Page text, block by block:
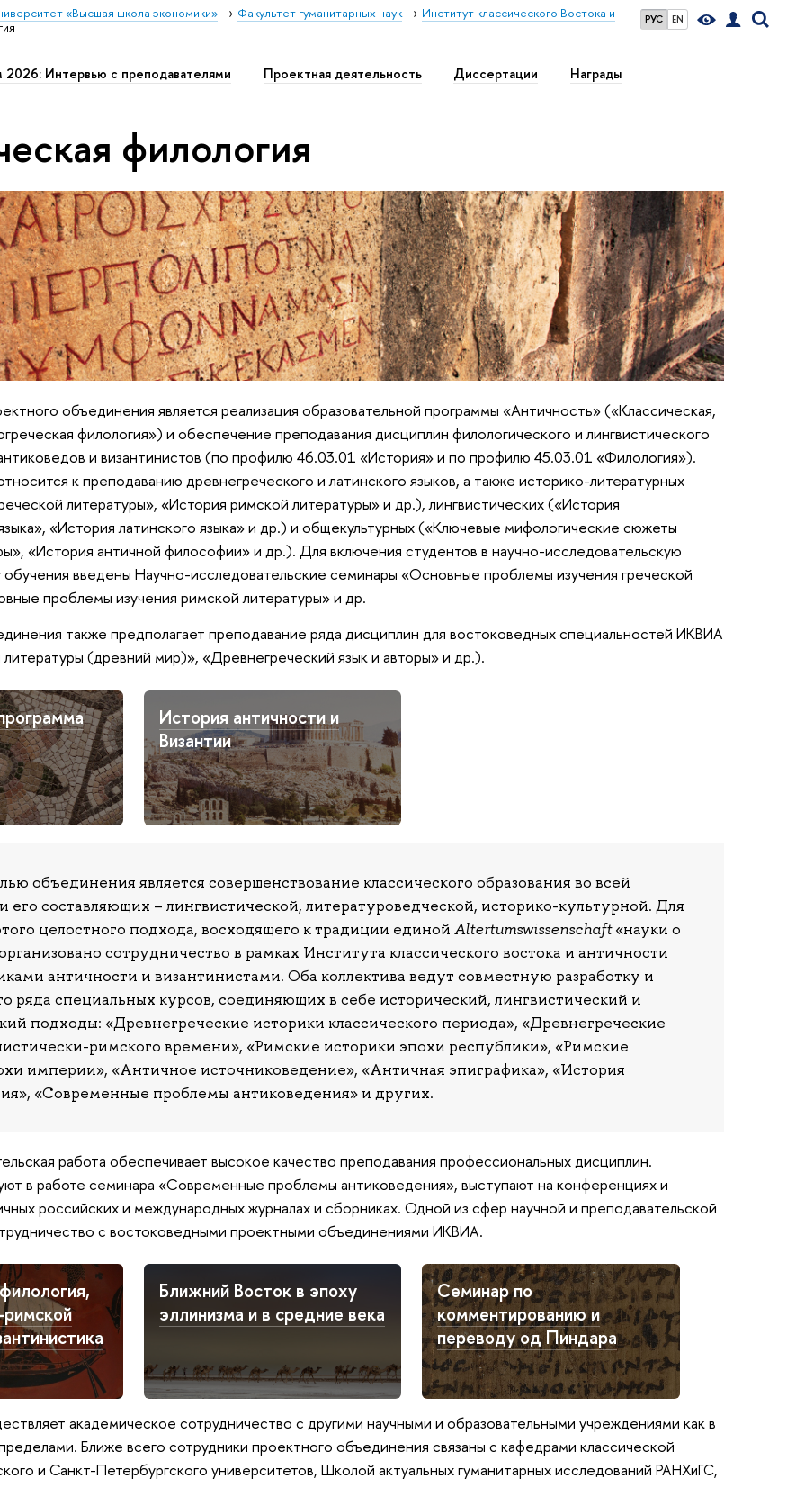
РУС EN
«Высшая школа экономики» Факультет гуманитарных наук
Институт классического Востока и
2026: Интервью с преподавателями Проектная деятельность Диссертации Награды
филология
объединения является реализация образовательной программы «Античность» («Классическая,
филология») и обеспечение преподавания дисциплин филологического и лингвистического
и византинистов (по профилю 46.03.01 «История» и по профилю 45.03.01 «Филология»).
к преподаванию древнегреческого и латинского языков, а также историко-литературных
литературы», «История римской литературы» и др.), лингвистических («История
«История латинского языка» и др.) и общекультурных («Ключевые мифологические сюжеты
«История античной философии» и др.). Для включения студентов в научно-исследовательскую
обучения введены Научно-исследовательские семинары «Основные проблемы изучения греческой
проблемы изучения римской литературы» и др.
также предполагает преподавание ряда дисциплин для востоковедных специальностей ИКВИА
(древний мир)», «Древнегреческий язык и авторы» и др.).
История античности и
Византии
объединения является совершенствование классического образования во всей
его составляющих – лингвистической, литературоведческой, историко-культурной. Для
целостного подхода, восходящего к традиции единой Altertumswissenschaft«науки о
сотрудничество в рамках Института классического востока и античности
античности и византинистами. Оба коллектива ведут совместную разработку и
ряда специальных курсов, соединяющих в себе исторический, лингвистический и
подходы: «Древнегреческие историки классического периода», «Древнегреческие
римского времени», «Римские историки эпохи республики», «Римские
империи», «Античное источниковедение», «Античная эпиграфика», «История
«Современные проблемы антиковедения» и других.
работа обеспечивает высокое качество преподавания профессиональных дисциплин.
в работе семинара «Современные проблемы антиковедения», выступают на конференциях и
российских и международных журналах и сборниках. Одной из сфер научной и преподавательской
с востоковедными проектными объединениями ИКВИА.
римской
Ближний Восток в эпоху
эллинизма и в средние века
Семинар по
комментированию и
переводу од Пиндара
академическое сотрудничество с другими научными и образовательными учреждениями как в
Ближе всего сотрудники проектного объединения связаны с кафедрами классической
и Санкт-Петербургского университетов, Школой актуальных гуманитарных исследований РАНХиГС,